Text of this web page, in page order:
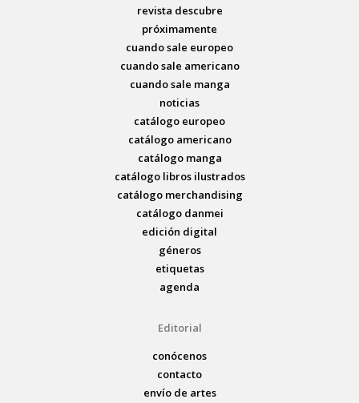
revista descubre
próximamente
cuando sale europeo
cuando sale americano
cuando sale manga
noticias
catálogo europeo
catálogo americano
catálogo manga
catálogo libros ilustrados
catálogo merchandising
catálogo danmei
edición digital
géneros
etiquetas
agenda
Editorial
conócenos
contacto
envío de artes